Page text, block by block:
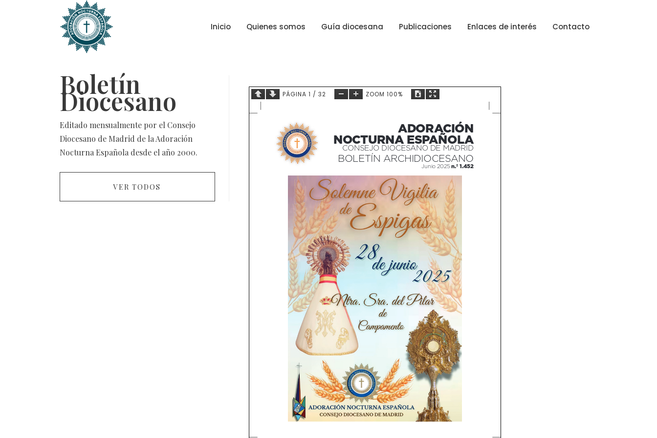
Inicio Quienes somos Guía diocesana Publicaciones Enlaces de interés Contacto
Boletín
Diocesano
Editado mensualmente por el Consejo
Diocesano de Madrid de la Adoración
Nocturna Española desde el año 2000.
VER TODOS
PÁGINA 1 / 32 ZOOM 100%
ADORACIÓN
NOCTURNA ESPAÑOLA
BOLETÍN ARCHIDIOCESANO
CONSEJO DIOCESANO DE MADRID
Junio 2025 n.º 1.452